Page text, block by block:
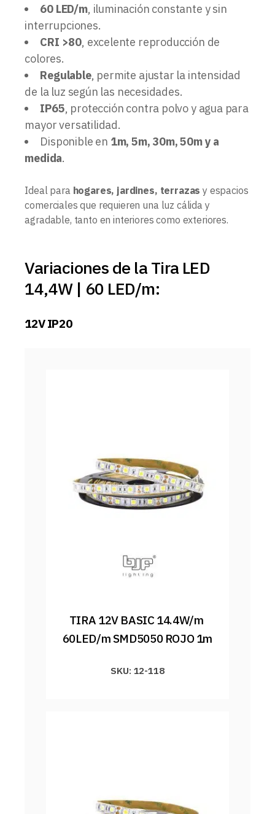
60 LED/m, iluminación constante y sin
interrupciones.
CRI >80, excelente reproducción de
colores.
Regulable, permite ajustar la intensidad
de la luz según las necesidades.
IP65, protección contra polvo y agua para
mayor versatilidad.
Disponible en 1m, 5m, 30m, 50m y a
medida.
Ideal para hogares, jardines, terrazas y espacios
comerciales que requieren una luz cálida y
agradable, tanto en interiores como exteriores.
Variaciones de la Tira LED
14,4W | 60 LED/m:
12V IP20
TIRA 12V BASIC 14.4W/m
60LED/m SMD5050 ROJO 1m
SKU: 12-118